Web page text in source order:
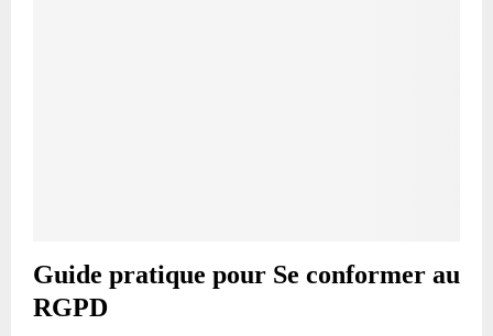
Guide pratique pour Se conformer au
RGPD